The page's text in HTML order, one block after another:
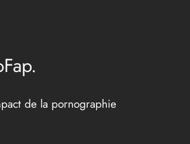
de la pornographie